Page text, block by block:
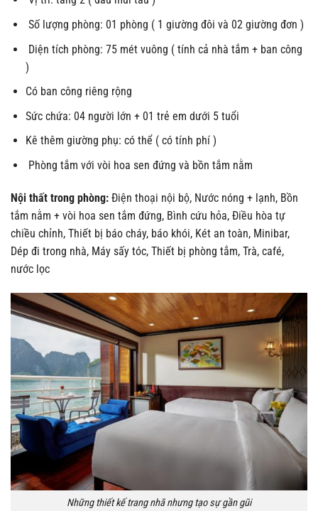
Số lượng phòng: 01 phòng ( 1 giường đôi và 02 giường đơn )
Diện tích phòng: 75 mét vuông ( tính cả nhà tắm + ban công
)
Có ban công riêng rộng
Sức chứa: 04 người lớn + 01 trẻ em dưới 5 tuổi
Kê thêm giường phụ: có thể ( có tính phí )
Phòng tắm với vòi hoa sen đứng và bồn tắm nằm
Nội thất trong phòng: Điện thoại nội bộ, Nước nóng + lạnh, Bồn
tắm nằm + vòi hoa sen tắm đứng, Bình cứu hỏa, Điều hòa tự
chiều chỉnh, Thiết bị báo cháy, báo khói, Két an toàn, Minibar,
Dép đi trong nhà, Máy sấy tóc, Thiết bị phòng tắm, Trà, café,
nước lọc
Những thiết kế trang nhã nhưng tạo sự gần gũi